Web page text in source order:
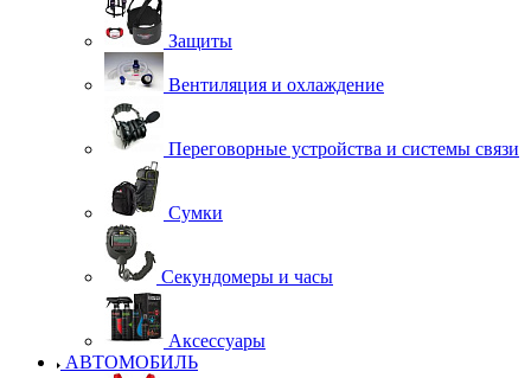
Защиты
Вентиляция и охлаждение
Переговорные устройства и системы связи
Сумки
Секундомеры и часы
Аксессуары
АВТОМОБИЛЬ